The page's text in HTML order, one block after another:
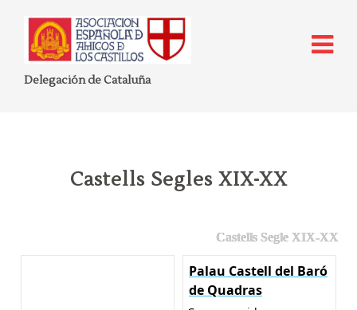
Delegación de Cataluña
Castells Segles XIX-XX
Castells Segle XIX-XX
Palau Castell del Baró
de Quadras